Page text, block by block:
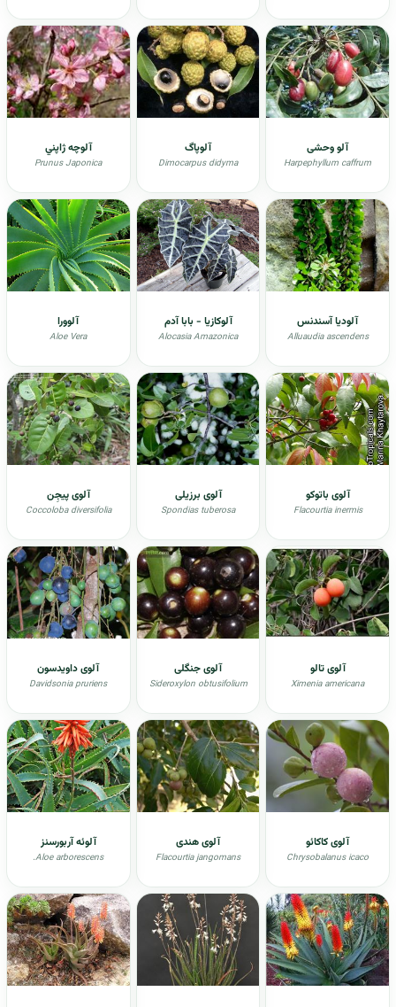
آلو وحشی
Harpephyllum caffrum
آلوپاگ
Dimocarpus didyma
آلوچه ژاپني
Prunus Japonica
آلودیا آسندنس
Alluaudia ascendens
آلوکازیا - بابا آدم
Alocasia Amazonica
آلوورا
Aloe Vera
آلوی باتوکو
Flacourtia inermis
آلوی برزیلی
Spondias tuberosa
آلوی پیجِن
Coccoloba diversifolia
آلوی تالو
Ximenia americana
آلوی جنگلی
Sideroxylon obtusifolium
آلوی داویدسون
Davidsonia pruriens
آلوی کاکائو
Chrysobalanus icaco
آلوی هندی
Flacourtia jangomans
آلوئه آربورسنز
.Aloe arborescens